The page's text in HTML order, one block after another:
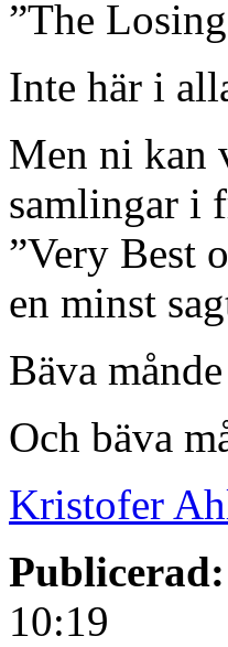
”The
Inte här i
Men ni kan
samlingar i
”Very Best
en minst
Bäva
Och bäva
Kristofer
Publicerad:
10:19